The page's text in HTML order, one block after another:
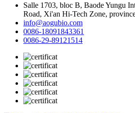
Salle 1703, bloc B, Baode Yungu
Road, Xi'an Hi-Tech Zone,
info@aogubio.com
0086-18091843361
0086-29-89121514